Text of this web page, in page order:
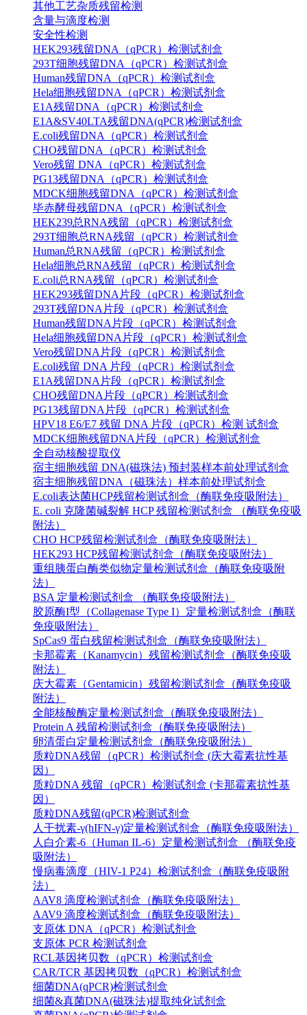
其他工艺杂质残留检测
含量与滴度检测
安全性检测
HEK293残留DNA（qPCR）检测试剂盒
293T细胞残留DNA（qPCR）检测试剂盒
Human残留DNA（qPCR）检测试剂盒
Hela细胞残留DNA（qPCR）检测试剂盒
E1A残留DNA（qPCR）检测试剂盒
E1A&SV40LTA残留DNA(qPCR)检测试剂盒
E.coli残留DNA（qPCR）检测试剂盒
CHO残留DNA（qPCR）检测试剂盒
Vero残留 DNA（qPCR）检测试剂盒
PG13残留DNA（qPCR）检测试剂盒
MDCK细胞残留DNA（qPCR）检测试剂盒
毕赤酵母残留DNA（qPCR）检测试剂盒
HEK239总RNA残留（qPCR）检测试剂盒
293T细胞总RNA残留（qPCR）检测试剂盒
Human总RNA残留（qPCR）检测试剂盒
Hela细胞总RNA残留（qPCR）检测试剂盒
E.coli总RNA残留（qPCR）检测试剂盒
HEK293残留DNA片段（qPCR）检测试剂盒
293T残留DNA片段（qPCR）检测试剂盒
Human残留DNA片段（qPCR）检测试剂盒
Hela细胞残留DNA片段（qPCR）检测试剂盒
Vero残留DNA片段（qPCR）检测试剂盒
E.coli残留 DNA 片段（qPCR）检测试剂盒
E1A残留DNA片段（qPCR）检测试剂盒
CHO残留DNA片段（qPCR）检测试剂盒
PG13残留DNA片段（qPCR）检测试剂盒
HPV18 E6/E7 残留 DNA 片段（qPCR）检测 试剂盒
MDCK细胞残留DNA片段（qPCR）检测试剂盒
全自动核酸提取仪
宿主细胞残留 DNA(磁珠法) 预封装样本前处理试剂盒
宿主细胞残留DNA（磁珠法）样本前处理试剂盒
E.coli表达菌HCP残留检测试剂盒（酶联免疫吸附法）
E. coli 克隆菌碱裂解 HCP 残留检测试剂盒 （酶联免疫吸
附法）
CHO HCP残留检测试剂盒（酶联免疫吸附法）
HEK293 HCP残留检测试剂盒（酶联免疫吸附法）
重组胰蛋白酶类似物定量检测试剂盒（酶联免疫吸附
法）
BSA 定量检测试剂盒 （酶联免疫吸附法）
胶原酶I型（Collagenase Type I）定量检测试剂盒（酶联
免疫吸附法）
SpCas9 蛋白残留检测试剂盒（酶联免疫吸附法）
卡那霉素（Kanamycin）残留检测试剂盒（酶联免疫吸
附法）
庆大霉素（Gentamicin）残留检测试剂盒（酶联免疫吸
附法）
全能核酸酶定量检测试剂盒（酶联免疫吸附法）
Protein A 残留检测试剂盒（酶联免疫吸附法）
卵清蛋白定量检测试剂盒（酶联免疫吸附法）
质粒DNA残留（qPCR）检测试剂盒 (庆大霉素抗性基
因）
质粒DNA 残留（qPCR）检测试剂盒 (卡那霉素抗性基
因）
质粒DNA残留(qPCR)检测试剂盒
人干扰素-γ(hIFN-γ)定量检测试剂盒（酶联免疫吸附法）
人白介素-6（Human IL-6）定量检测试剂盒 （酶联免疫
吸附法）
慢病毒滴度（HIV-1 P24）检测试剂盒（酶联免疫吸附
法）
AAV8 滴度检测试剂盒（酶联免疫吸附法）
AAV9 滴度检测试剂盒（酶联免疫吸附法）
支原体 DNA（qPCR）检测试剂盒
支原体 PCR 检测试剂盒
RCL基因拷贝数（qPCR）检测试剂盒
CAR/TCR 基因拷贝数（qPCR）检测试剂盒
细菌DNA(qPCR)检测试剂盒
细菌&真菌DNA(磁珠法)提取纯化试剂盒